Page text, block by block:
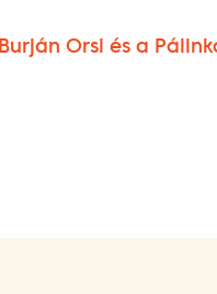
Burján Orsi és a